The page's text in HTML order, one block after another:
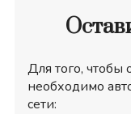
Для того, чтобы
необходимо
сети: